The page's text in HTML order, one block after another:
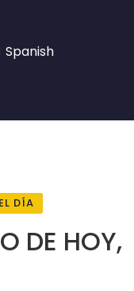
Spanish
DÍA
DE HOY,